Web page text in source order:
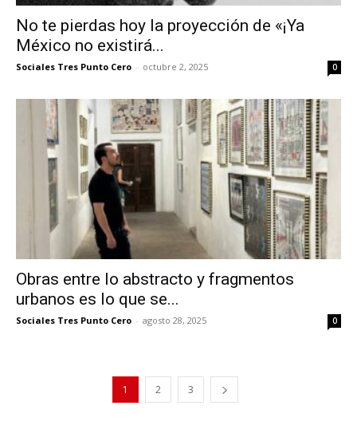
No te pierdas hoy la proyección de «¡Ya
México no existirá...
Sociales Tres Punto Cero - octubre 2, 2025 0
Obras entre lo abstracto y fragmentos
urbanos es lo que se...
Sociales Tres Punto Cero - agosto 28, 2025 0
1 2 3